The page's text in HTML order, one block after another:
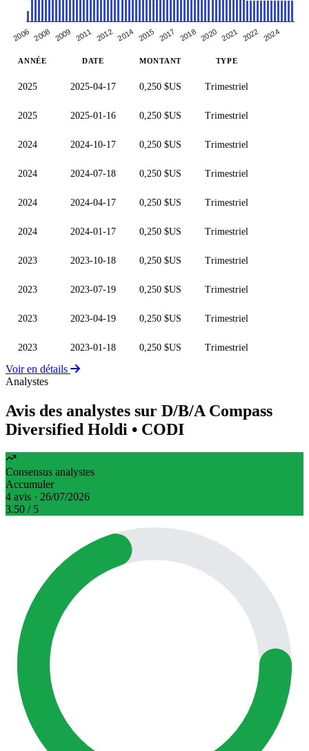
2006 2008 2009 2011 2012 2014 2015 2017 2018 2020 2021 2022 2024
ANNÉE DATE MONTANT TYPE
2025 2025-04-17 0,250 $US Trimestriel
2025 2025-01-16 0,250 $US Trimestriel
2024 2024-10-17 0,250 $US Trimestriel
2024 2024-07-18 0,250 $US Trimestriel
2024 2024-04-17 0,250 $US Trimestriel
2024 2024-01-17 0,250 $US Trimestriel
2023 2023-10-18 0,250 $US Trimestriel
2023 2023-07-19 0,250 $US Trimestriel
2023 2023-04-19 0,250 $US Trimestriel
2023 2023-01-18 0,250 $US Trimestriel
Voir en détails
Analystes
Avis des analystes sur D/B/A Compass
Diversified Holdi • CODI
Consensus analystes
Accumuler
4 avis · 26/07/2026
3.50 / 5